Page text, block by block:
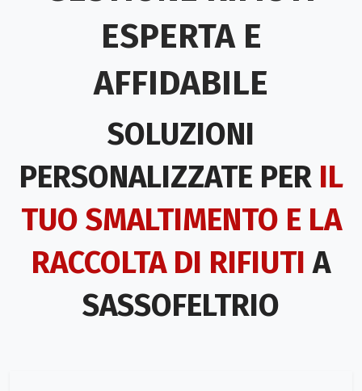
ESPERTA E
AFFIDABILE
SOLUZIONI
PERSONALIZZATE PER IL
TUO SMALTIMENTO E LA
RACCOLTA DI RIFIUTI A
SASSOFELTRIO